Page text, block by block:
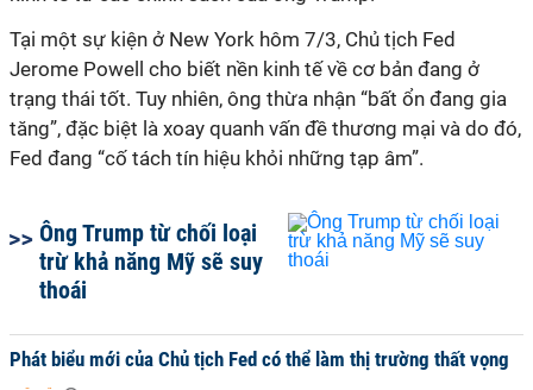
Tại một sự kiện ở New York hôm 7/3, Chủ tịch Fed
Jerome Powell cho biết nền kinh tế về cơ bản đang ở
trạng thái tốt. Tuy nhiên, ông thừa nhận “bất ổn đang gia
tăng”, đặc biệt là xoay quanh vấn đề thương mại và do đó,
Fed đang “cố tách tín hiệu khỏi những tạp âm”.
Ông Trump từ chối loại
trừ khả năng Mỹ sẽ suy
thoái
Phát biểu mới của Chủ tịch Fed có thể làm thị trường thất vọng